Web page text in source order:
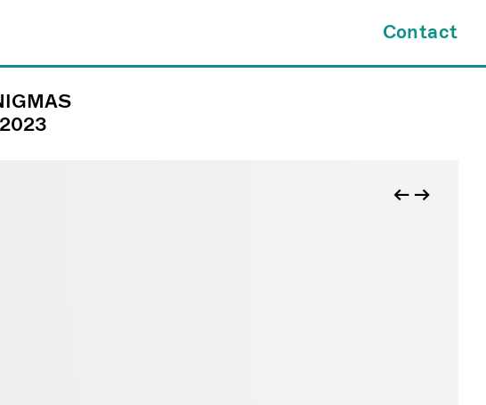
Contact
← →
×